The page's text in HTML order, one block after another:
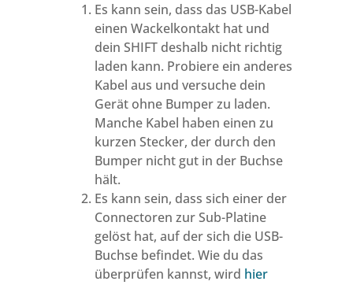
Es kann sein, dass das USB-Kabel
einen Wackelkontakt hat und
dein SHIFT deshalb nicht richtig
laden kann. Probiere ein anderes
Kabel aus und versuche dein
Gerät ohne Bumper zu laden.
Manche Kabel haben einen zu
kurzen Stecker, der durch den
Bumper nicht gut in der Buchse
hält.
Es kann sein, dass sich einer der
Connectoren zur Sub-Platine
gelöst hat, auf der sich die USB-
Buchse befindet. Wie du das
überprüfen kannst, wird hier